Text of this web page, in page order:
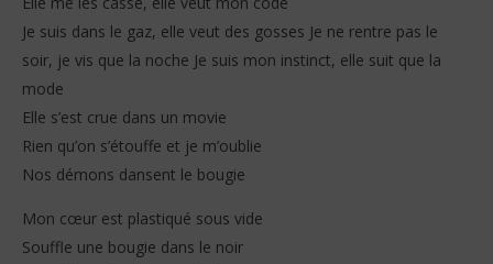
Je suis dans le gaz, elle veut des gosses Je ne rentre pas le
soir, je vis que la noche Je suis mon instinct, elle suit que la
mode
Elle s’est crue dans un movie
Rien qu’on s’étouffe et je m’oublie
Nos démons dansent le bougie
Mon cœur est plastiqué sous vide
Souffle une bougie dans le noir